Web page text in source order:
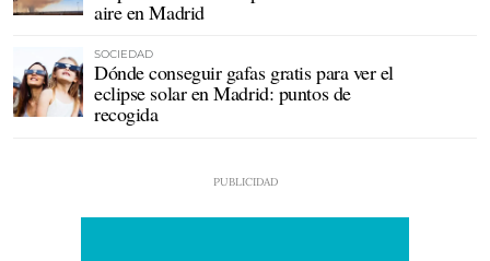
aire en Madrid
SOCIEDAD
Dónde conseguir gafas gratis para ver el
eclipse solar en Madrid: puntos de
recogida